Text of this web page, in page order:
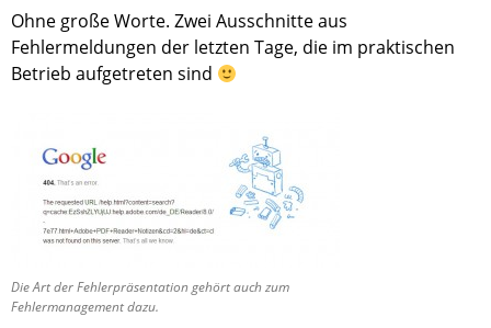
Ohne große Worte. Zwei Ausschnitte aus
Fehlermeldungen der letzten Tage, die im praktischen
Betrieb aufgetreten sind
Die Art der Fehlerpräsentation gehört auch zum
Fehlermanagement dazu.